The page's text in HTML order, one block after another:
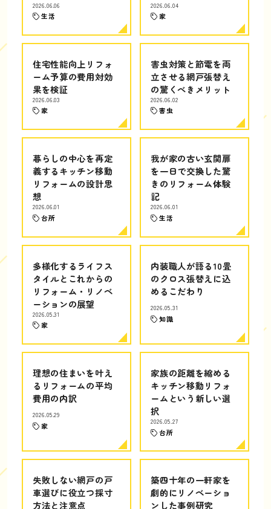
2026.06.06
生活
2026.06.04
家
住宅性能向上リフォ
ーム予算の費用対効
果を検証
2026.06.03
家
害虫対策と節電を両
立させる網戸張替え
の驚くべきメリット
2026.06.02
害虫
暮らしの中心を再定
義するキッチン移動
リフォームの設計思
想
2026.06.01
台所
我が家の古い玄関扉
を一日で交換した驚
きのリフォーム体験
記
2026.06.01
生活
多様化するライフス
タイルとこれからの
リフォーム・リノベ
ーションの展望
2026.05.31
家
内装職人が語る10畳
のクロス張替えに込
めるこだわり
2026.05.31
知識
理想の住まいを叶え
るリフォームの平均
費用の内訳
2026.05.29
家
家族の距離を縮める
キッチン移動リフォ
ームという新しい選
択
2026.05.27
台所
失敗しない網戸の戸
車選びに役立つ採寸
方法と注意点
築四十年の一軒家を
劇的にリノベーショ
ンした事例研究